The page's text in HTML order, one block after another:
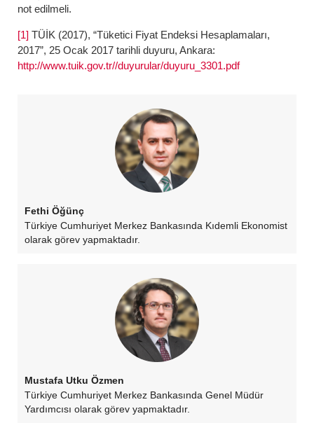
not edilmeli.
[1] TÜİK (2017), “Tüketici Fiyat Endeksi Hesaplamaları,
2017”, 25 Ocak 2017 tarihli duyuru, Ankara:
http://www.tuik.gov.tr//duyurular/duyuru_3301.pdf
Fethi Öğünç
Türkiye Cumhuriyet Merkez Bankasında Kıdemli Ekonomist
olarak görev yapmaktadır.
Mustafa Utku Özmen
Türkiye Cumhuriyet Merkez Bankasında Genel Müdür
Yardımcısı olarak görev yapmaktadır.